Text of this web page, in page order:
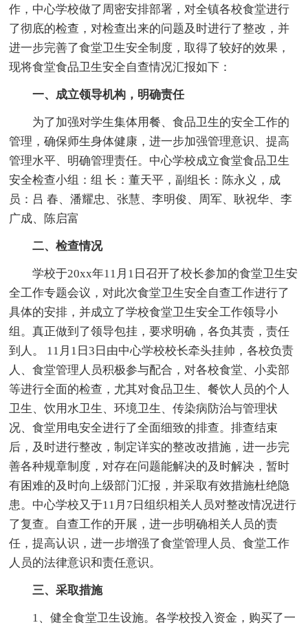
作，中心学校做了周密安排部署，对全镇各校食堂进行
了彻底的检查，对检查出来的问题及时进行了整改，并
进一步完善了食堂卫生安全制度，取得了较好的效果，
现将食堂食品卫生安全自查情况汇报如下：
一、成立领导机构，明确责任
为了加强对学生集体用餐、食品卫生的安全工作的
管理，确保师生身体健康，进一步加强管理意识、提高
管理水平、明确管理责任。中心学校成立食堂食品卫生
安全检查小组：组 长：董天平，副组长：陈永义，成
员：吕 春、潘耀忠、张慧、李明俊、周军、耿祝华、李
广成、陈启富
二、检查情况
学校于20xx年11月1日召开了校长参加的食堂卫生安
全工作专题会议，对此次食堂卫生安全自查工作进行了
具体的安排，并成立了学校食堂卫生安全工作领导小
组。真正做到了领导包挂，要求明确，各负其责，责任
到人。 11月1日3日由中心学校校长牵头挂帅，各校负责
人、食堂管理人员积极参与配合，对各校食堂、小卖部
等进行全面的检查，尤其对食品卫生、餐饮人员的个人
卫生、饮用水卫生、环境卫生、传染病防治与管理状
况、食堂用电安全进行了全面细致的排查。排查结束
后，及时进行整改，制定详实的整改改措施，进一步完
善各种规章制度，对存在问题能解决的及时解决，暂时
有困难的及时向上级部门汇报，并采取有效措施杜绝隐
患。中心学校又于11月7日组织相关人员对整改情况进行
了复查。自查工作的开展，进一步明确相关人员的责
任，提高认识，进一步增强了食堂管理人员、食堂工作
人员的法律意识和责任意识。
三、采取措施
1、健全食堂卫生设施。各学校投入资金，购买了一